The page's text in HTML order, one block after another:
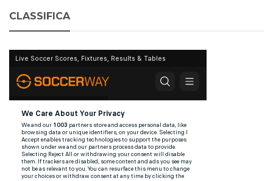
CLASSIFICA